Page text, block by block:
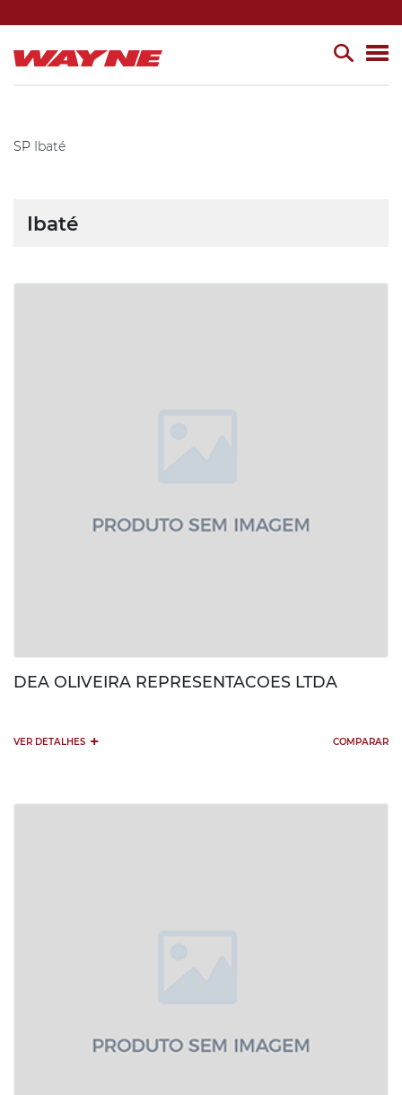
SP Ibaté
Ibaté
DEA OLIVEIRA REPRESENTACOES LTDA
VER DETALHES + COMPARAR